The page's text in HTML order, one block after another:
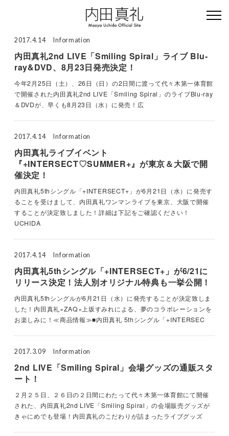
2017.4.14 Information
内田真礼2nd LIVE「Smiling Spiral」ライブ Blu-
ray&DVD、8月23日発売決定！
今年2月25日（土）、26日（日）の2日間に渡って代々木第一体育館
で開催された内田真礼2nd LIVE「Smiling Spiral」のライブBlu-ray
＆DVDが、早くも8月23日（水）に発売！広
2017.4.14 Information
内田真礼ライブイベント
『+INTERSECT♡SUMMER+』が東京＆大阪で開
催決定！
内田真礼5thシングル「+INTERSECT+」が6月21日（水）に発売す
ることを受けまして、内田真礼ワンマンライブを東京、大阪で開催
することが決定致しました！詳細は下記をご確認ください！
UCHIDA
2017.4.14 Information
内田真礼5thシングル「+INTERSECT+」が6/21に
リリース決定！法人別オリジナル特典も一挙公開！
内田真礼5thシングルが6月21日（水）に発売することが決定致しま
した！内田真礼×ZAQ×上坂すみれによる、夢のコラボレーションを
お楽しみに！≪商品情報≫■内田真礼 5thシングル「+INTERSEC
2017.3.09 Information
2nd LIVE「Smiling Spiral」会場グッズの通販スタ
ート！
２月２５日、２６日の２日間にわたって代々木第一体育館にて開催
された、内田真礼2nd LIVE「Smiling Spiral」の会場販売グッズが
きゃにめでも登場！内田真礼のこだわりが詰まったライブグッズ